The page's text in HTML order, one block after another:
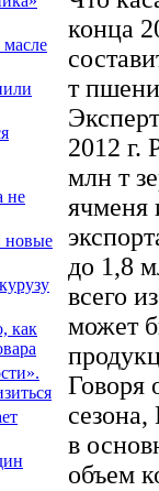
не
новые
как
конца
т
2012 г.
млн т
ячменя
до 1,8
всего
может
Говоря
в
объем